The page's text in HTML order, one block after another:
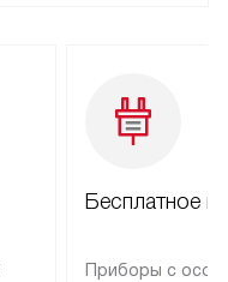
Бесплатное
Приборы с